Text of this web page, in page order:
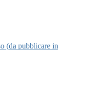
(da pubblicare in